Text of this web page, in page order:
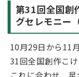
第31回全国創
グセレモニー
10月29日から11
31回全国創作こ